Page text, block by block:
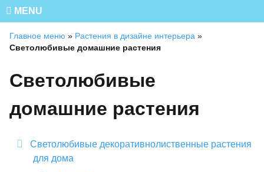
MENU
Главное меню » Растения в дизайне интерьера »
Светолюбивые домашние растения
Светолюбивые
домашние растения
Светолюбивые декоративнолиственные растения
для дома